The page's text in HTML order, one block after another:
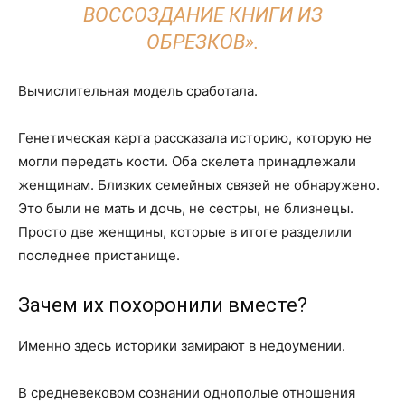
ВОССОЗДАНИЕ КНИГИ ИЗ
ОБРЕЗКОВ».
Вычислительная модель сработала.
Генетическая карта рассказала историю, которую не
могли передать кости. Оба скелета принадлежали
женщинам. Близких семейных связей не обнаружено.
Это были не мать и дочь, не сестры, не близнецы.
Просто две женщины, которые в итоге разделили
последнее пристанище.
Зачем их похоронили вместе?
Именно здесь историки замирают в недоумении.
В средневековом сознании однополые отношения